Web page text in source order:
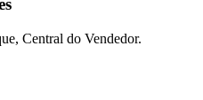
Central do Vendedor.